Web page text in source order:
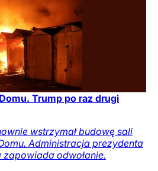
Trump po raz drugi
wstrzymał budowę sali
Administracja prezydenta
zapowiada odwołanie.